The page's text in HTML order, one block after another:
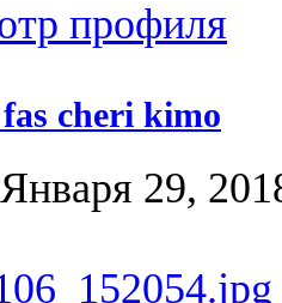
cheri kimo
Января 29,